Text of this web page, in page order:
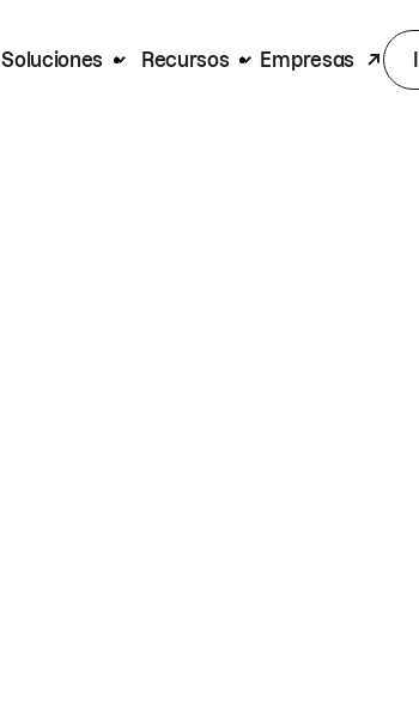
Soluciones Recursos Empresas